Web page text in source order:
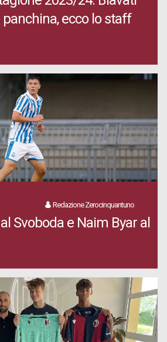
ecco lo staff
Redazione Zerocinquantuno
Svoboda e Naim Byar al